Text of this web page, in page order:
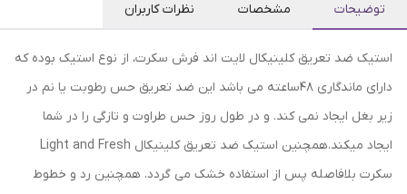
توضیحات مشخصات نظرات کاربران
استیک ضد تعریق کلینیکال لایت اند فرش سکرت، از نوع استیک بوده که
دارای ماندگاری 48ساعته می باشد این ضد تعریق حس رطوبت یا نم در
زیر بغل ایجاد نمی کند. و در طول روز حس طراوت و تازگی را در شما
ایجاد میکند.همچنین استیک ضد تعریق کلینیکال Light and Fresh
سکرت بلافاصله پس از استفاده خشک می گردد. همچنین رد و خطوط